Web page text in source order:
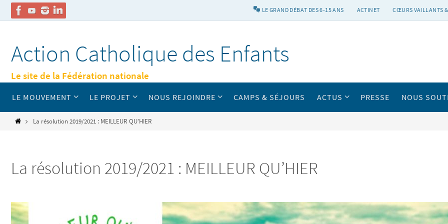
contenu
LE GRAND DÉBAT DES 6-15 ANS ACTINET CŒURS VAILLANTS
Action Catholique des Enfants
Le site de la Fédération nationale
contenu
LE MOUVEMENT LE PROJET NOUS REJOINDRE CAMPS & SÉJOURS ACTUS PRESSE NOUS
HomeLa résolution 2019/2021 : MEILLEUR QU’HIER
La résolution 2019/2021 : MEILLEUR QU’HIER